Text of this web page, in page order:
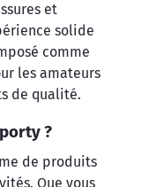
et
solide
comme
les amateurs
de qualité.
?
de produits
Que vous